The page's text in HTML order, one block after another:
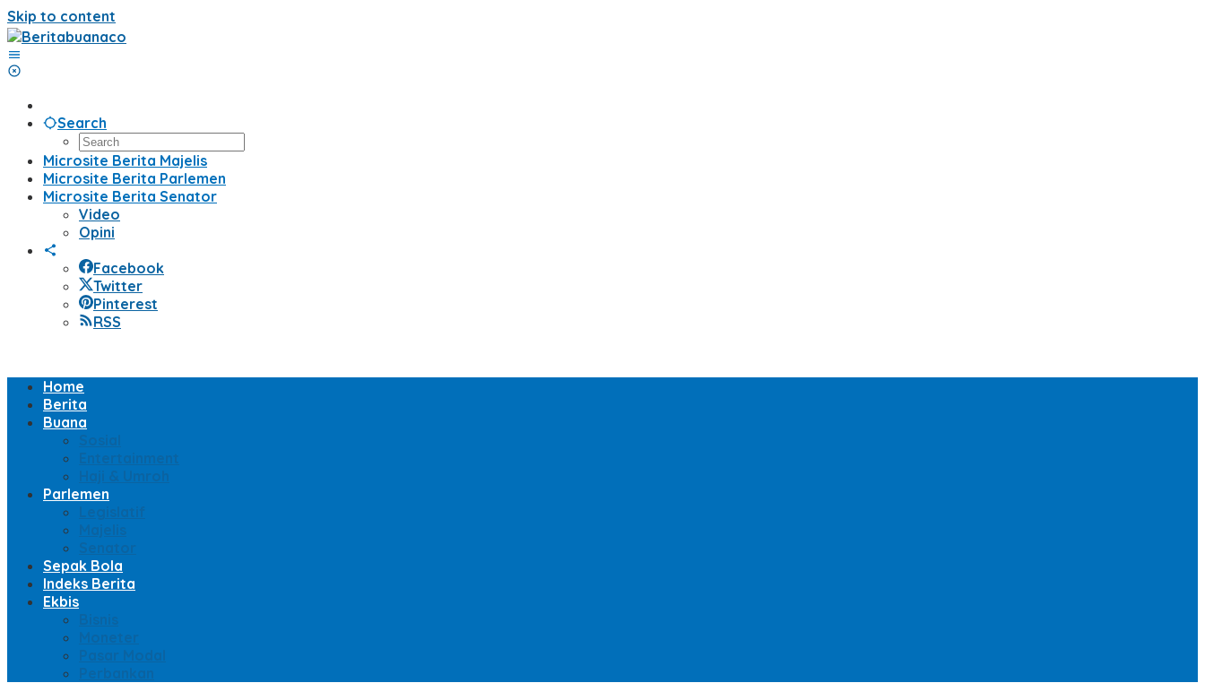
Skip to content
Search
Microsite Berita Majelis
Microsite Berita Parlemen
Microsite Berita Senator
Video
Opini
Facebook
Twitter
Pinterest
RSS
Home
Berita
Buana
Sosial
Entertainment
Haji & Umroh
Parlemen
Legislatif
Majelis
Senator
Sepak Bola
Indeks Berita
Ekbis
Bisnis
Moneter
Pasar Modal
Perbankan